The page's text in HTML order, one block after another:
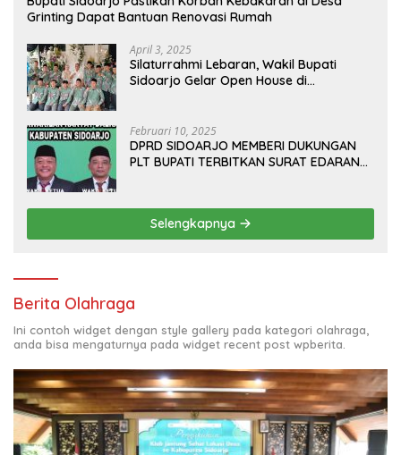
Grinting Dapat Bantuan Renovasi Rumah
April 3, 2025
Silaturrahmi Lebaran, Wakil Bupati
Sidoarjo Gelar Open House di
Februari 10, 2025
DPRD SIDOARJO MEMBERI DUKUNGAN
PLT BUPATI TERBITKAN SURAT EDARAN
KELUAR KOTA
Selengkapnya
Berita Olahraga
Ini contoh widget dengan style gallery pada kategori olahraga,
anda bisa mengaturnya pada widget recent post wpberita.